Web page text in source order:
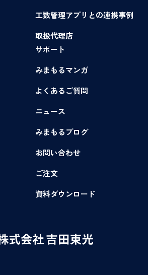
工数管理アプリとの連携事例
取扱代理店
サポート
みまもるマンガ
よくあるご質問
ニュース
みまもるブログ
お問い合わせ
ご注文
資料ダウンロード